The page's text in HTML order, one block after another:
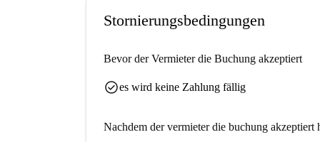
Stornierungsbedingungen
Bevor der Vermieter die Buchung akzeptiert
check_circlees wird keine Zahlung fällig
Nachdem der vermieter die buchung akzeptiert